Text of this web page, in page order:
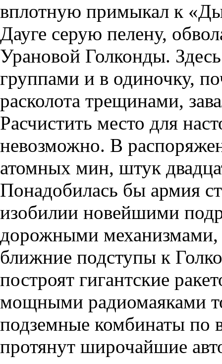
вплотную примыкал к
Дауге серую пелену,
Урановой Голконды.
группами и в одиночку,
расколота трещинами,
Расчистить место для
невозможно. В
атомных мин, штук
Понадобилась бы армия
изобилии новейшими
дорожными механизмами,
ближние подступы к
построят гигантские
мощными радиомаяками
подземные комбинаты по
протянут широчайшие